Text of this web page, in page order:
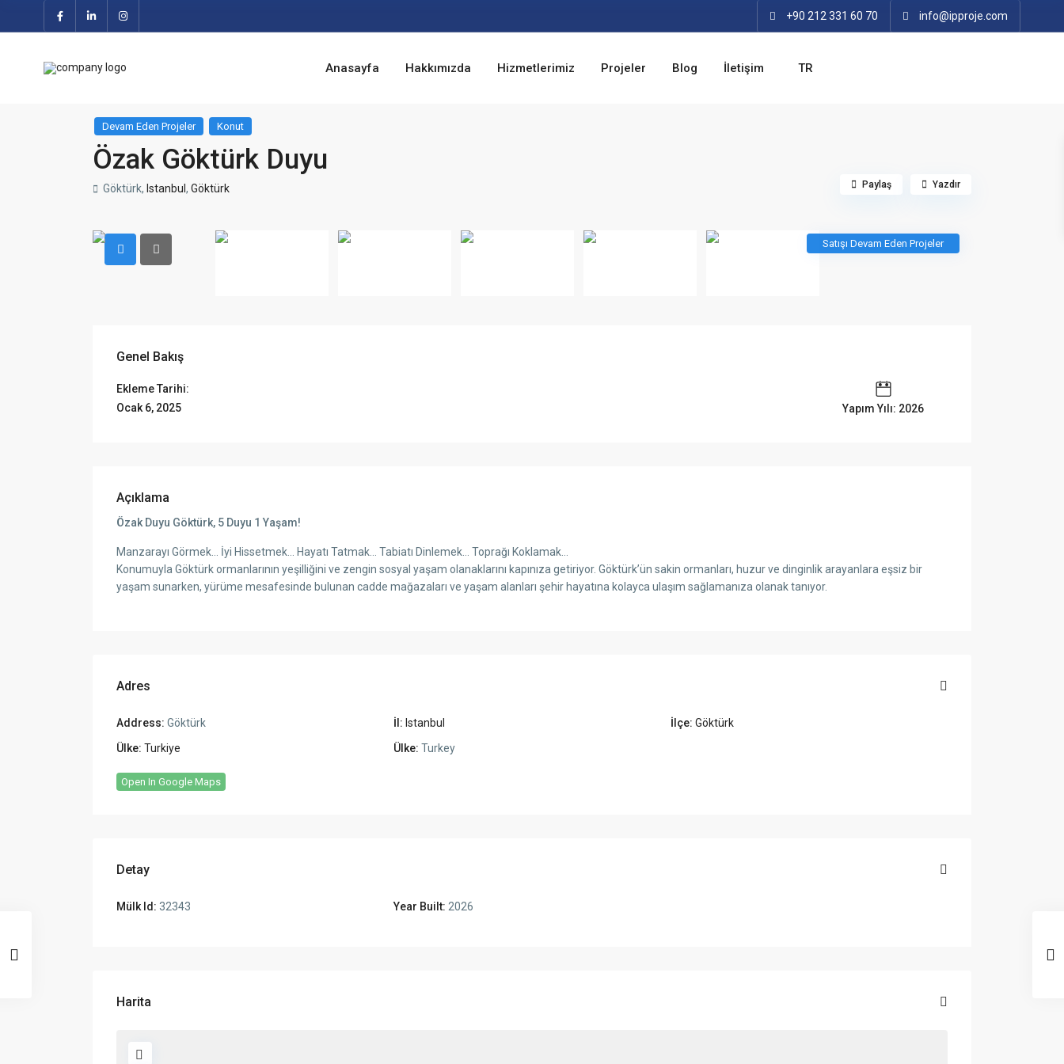
+90 212 331 60 70 info@ipproje.com
Anasayfa Hakkımızda Hizmetlerimiz Projeler Blog İletişim TR
Devam Eden Projeler Konut
Özak Göktürk Duyu
Göktürk, Istanbul , Göktürk Paylaş Yazdır
Satışı Devam Eden Projeler
Genel Bakış
Ekleme Tarihi:
Ocak 6, 2025
Yapım Yılı: 2026
Açıklama
Özak Duyu Göktürk, 5 Duyu 1 Yaşam!
Manzarayı Görmek… İyi Hissetmek… Hayatı Tatmak… Tabiatı Dinlemek… Toprağı Koklamak…
Konumuyla Göktürk ormanlarının yeşilliğini ve zengin sosyal yaşam olanaklarını kapınıza getiriyor. Göktürk’ün sakin ormanları, huzur ve dinginlik arayanlara eşsiz bir
yaşam sunarken, yürüme mesafesinde bulunan cadde mağazaları ve yaşam alanları şehir hayatına kolayca ulaşım sağlamanıza olanak tanıyor.
Adres
Address: Göktürk İl: Istanbul İlçe: Göktürk
Ülke: Turkiye Ülke: Turkey
Open In Google Maps
Detay
Mülk Id: 32343 Year Built: 2026
Harita